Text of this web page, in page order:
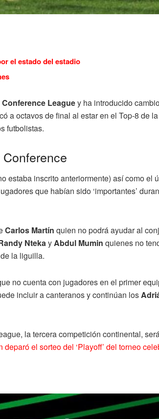
el estado del estadio
Conference Leaguey ha introducido
a octavos de final al estar en el Top-8 de
futbolistas.
estaba inscrito anteriormente) así como el
que habían sido ‘importantes’
Carlos Martín quien no podrá ayudar al
NtekayAbdul Mumin quienes no
la liguilla.
no cuenta con jugadores en el primer
incluir a canteranos y continúan los
la tercera competición continental,
deparó el sorteo del ‘Playoff’ del torneo